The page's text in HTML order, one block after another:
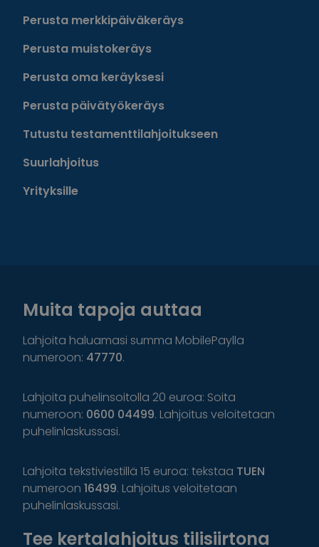
Perusta merkkipäiväkeräys
Perusta muistokeräys
Perusta oma keräyksesi
Perusta päivätyökeräys
Tutustu testamenttilahjoitukseen
Suurlahjoitus
Yrityksille
Muita tapoja auttaa
Lahjoita haluamasi summa MobilePaylla
numeroon: 47770.
Lahjoita puhelinsoitolla 20 euroa: Soita
numeroon: 0600 04499. Lahjoitus veloitetaan
puhelinlaskussasi.
Lahjoita tekstiviestillä 15 euroa: tekstaa TUEN
numeroon 16499. Lahjoitus veloitetaan
puhelinlaskussasi.
Tee kertalahjoitus tilisiirtona